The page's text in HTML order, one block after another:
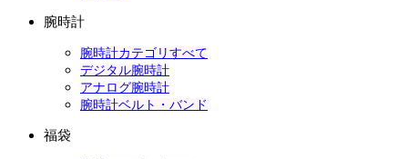
腕時計
腕時計カテゴリすべて
デジタル腕時計
アナログ腕時計
腕時計ベルト・バンド
福袋